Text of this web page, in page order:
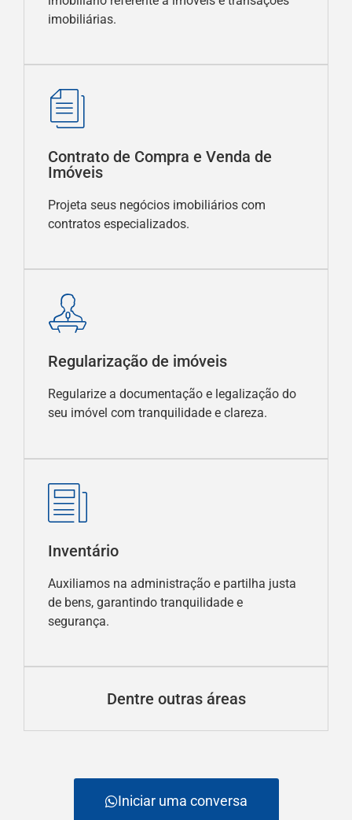
imobiliárias.
Contrato de Compra e Venda de
Imóveis
Projeta seus negócios imobiliários com
contratos especializados.
Regularização de imóveis
Regularize a documentação e legalização do
seu imóvel com tranquilidade e clareza.
Inventário
Auxiliamos na administração e partilha justa
de bens, garantindo tranquilidade e
segurança.
Dentre outras áreas
Iniciar uma conversa